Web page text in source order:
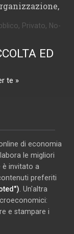
Privato, No-
ED
te »
di economia
le migliori
è invitato a
preferiti
. Un'altra
e stampare i